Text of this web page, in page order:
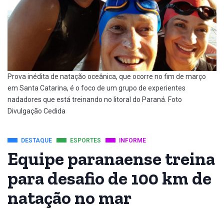
Prova inédita de natação oceânica, que ocorre no fim de março
em Santa Catarina, é o foco de um grupo de experientes
nadadores que está treinando no litoral do Paraná. Foto
Divulgação Cedida
DESTAQUE ESPORTES INFORME
Equipe paranaense treina
para desafio de 100 km de
natação no mar